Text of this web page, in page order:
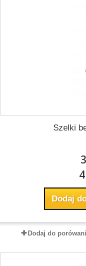
Szelki
Dodaj
Dodaj do